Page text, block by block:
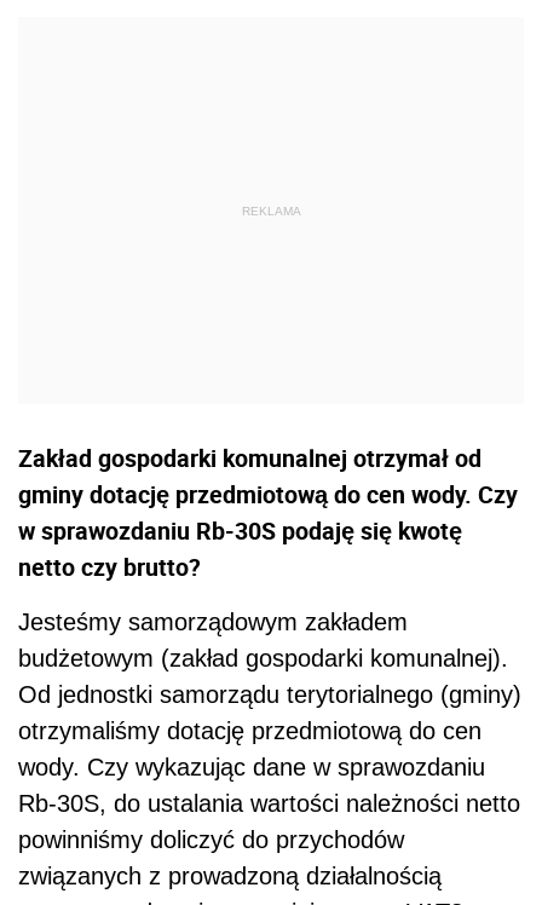
Zakład gospodarki komunalnej otrzymał od
gminy dotację przedmiotową do cen wody. Czy
w sprawozdaniu Rb-30S podaję się kwotę
netto czy brutto?
Jesteśmy samorządowym zakładem
budżetowym (zakład gospodarki komunalnej).
Od jednostki samorządu terytorialnego (gminy)
otrzymaliśmy dotację przedmiotową do cen
wody. Czy wykazując dane w sprawozdaniu
Rb-30S, do ustalania wartości należności netto
powinniśmy doliczyć do przychodów
związanych z prowadzoną działalnością